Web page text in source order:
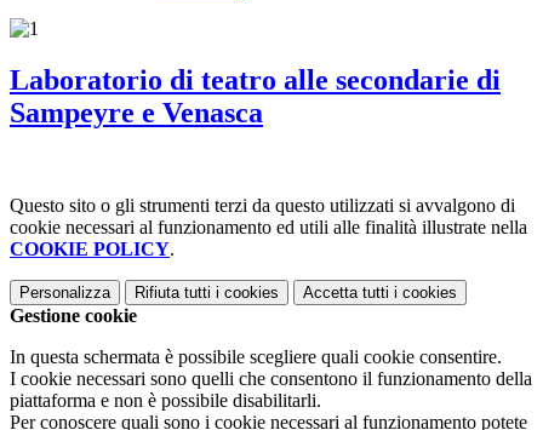
Laboratorio di teatro alle secondarie di
Sampeyre e Venasca
Questo sito o gli strumenti terzi da questo utilizzati si avvalgono di
cookie necessari al funzionamento ed utili alle finalità illustrate nella
COOKIE POLICY.
Personalizza Rifiuta tutti i cookies Accetta tutti i cookies
Gestione cookie
In questa schermata è possibile scegliere quali cookie consentire.
I cookie necessari sono quelli che consentono il funzionamento della
piattaforma e non è possibile disabilitarli.
Per conoscere quali sono i cookie necessari al funzionamento potete